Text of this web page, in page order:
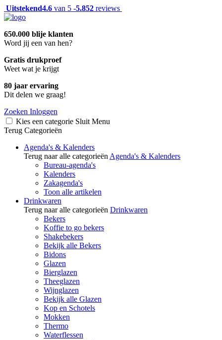
Uitstekend4.6 van 5 -5.852 reviews
650.000 blije klanten
Word jij een van hen?
Gratis drukproef
Weet wat je krijgt
80 jaar ervaring
Dit delen we graag!
Zoeken Inloggen
Kies een categorie Sluit Menu
Terug Categorieën
Agenda's & Kalenders
Terug naar alle categorieën Agenda's & Kalenders
Bureau-agenda's
Kalenders
Zakagenda's
Toon alle artikelen
Drinkwaren
Terug naar alle categorieën Drinkwaren
Bekers
Koffie to go bekers
Shakebekers
Bekijk alle Bekers
Bidons
Glazen
Bierglazen
Theeglazen
Wijnglazen
Bekijk alle Glazen
Kop en Schotels
Mokken
Thermo
Waterflessen